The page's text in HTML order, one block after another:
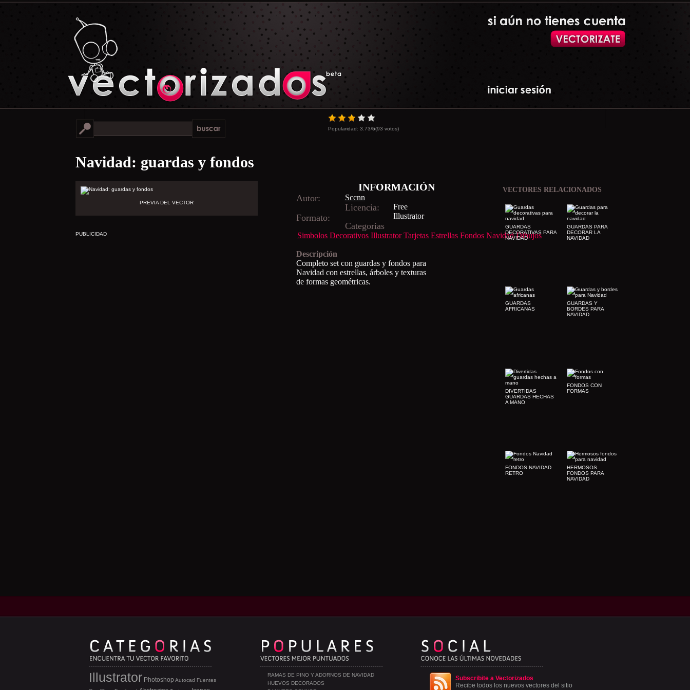
Popularidad: 3.73/5(93 votos)
Navidad: guardas y fondos
PREVIA DEL VECTOR
INFORMACIÓN
Autor: Sccnn
Licencia: Free
Formato: Illustrator
Categorias
Simbolos Decorativos Illustrator Tarjetas Estrellas Fondos Navidad Dibujos
Descripción
Completo set con guardas y fondos para
Navidad con estrellas, árboles y texturas
de formas geométricas.
PUBLICIDAD
VECTORES RELACIONADOS
GUARDAS PARA
DECORAR LA
NAVIDAD
GUARDAS
DECORATIVAS PARA
NAVIDAD
GUARDAS Y
BORDES PARA
NAVIDAD
GUARDAS
AFRICANAS
FONDOS CON
FORMAS
DIVERTIDAS
GUARDAS HECHAS
A MANO
HERMOSOS
FONDOS PARA
NAVIDAD
FONDOS NAVIDAD
RETRO
Subscribite a Vectorizados
Recibe todos los nuevos vectores del sitio
RAMAS DE PINO Y ADORNOS DE NAVIDAD
HUEVOS DECORADOS
Illustrator Photoshop Autocad Fuentes